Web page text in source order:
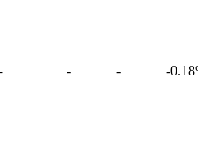
- - -